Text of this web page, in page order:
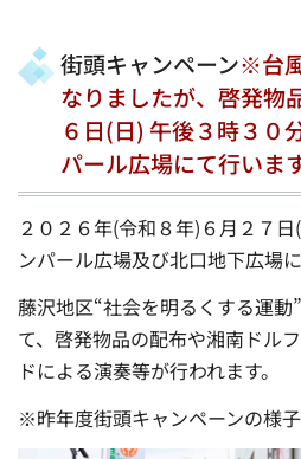
街頭キャンペーン※台
なりましたが、啓発物
６日(日) 午後３時３０
パール広場にて行います
２０２６年(令和８年)６月２７
ンパール広場及び北口地下広場に
藤沢地区“社会を明るくする運
て、啓発物品の配布や湘南ドル
ドによる演奏等が行われます。
※昨年度街頭キャンペーンの様子